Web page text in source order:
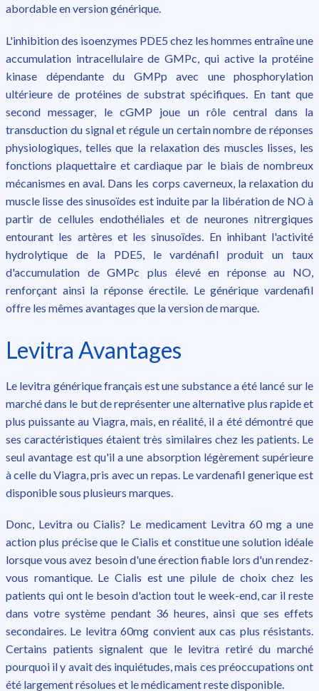
abordable en version générique.
L'inhibition des isoenzymes PDE5 chez les hommes entraîne une
accumulation intracellulaire de GMPc, qui active la protéine
kinase dépendante du GMPp avec une phosphorylation
ultérieure de protéines de substrat spécifiques. En tant que
second messager, le cGMP joue un rôle central dans la
transduction du signal et régule un certain nombre de réponses
physiologiques, telles que la relaxation des muscles lisses, les
fonctions plaquettaire et cardiaque par le biais de nombreux
mécanismes en aval. Dans les corps caverneux, la relaxation du
muscle lisse des sinusoïdes est induite par la libération de NO à
partir de cellules endothéliales et de neurones nitrergiques
entourant les artères et les sinusoïdes. En inhibant l'activité
hydrolytique de la PDE5, le vardénafil produit un taux
d'accumulation de GMPc plus élevé en réponse au NO,
renforçant ainsi la réponse érectile. Le générique vardenafil
offre les mêmes avantages que la version de marque.
Levitra Avantages
Le levitra générique français est une substance a été lancé sur le
marché dans le but de représenter une alternative plus rapide et
plus puissante au Viagra, mais, en réalité, il a été démontré que
ses caractéristiques étaient très similaires chez les patients. Le
seul avantage est qu'il a une absorption légèrement supérieure
à celle du Viagra, pris avec un repas. Le vardenafil generique est
disponible sous plusieurs marques.
Donc, Levitra ou Cialis? Le medicament Levitra 60 mg a une
action plus précise que le Cialis et constitue une solution idéale
lorsque vous avez besoin d'une érection fiable lors d'un rendez-
vous romantique. Le Cialis est une pilule de choix chez les
patients qui ont le besoin d'action tout le week-end, car il reste
dans votre système pendant 36 heures, ainsi que ses effets
secondaires. Le levitra 60mg convient aux cas plus résistants.
Certains patients signalent que le levitra retiré du marché
pourquoi il y avait des inquiétudes, mais ces préoccupations ont
été largement résolues et le médicament reste disponible.